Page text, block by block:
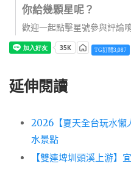
你給幾顆星呢？
歡迎一起點擊星號參與評論
TG訂閱3,087
延伸閱讀
2026【夏天全台玩水懶
水景點
【雙連埤圳頭溪上游】